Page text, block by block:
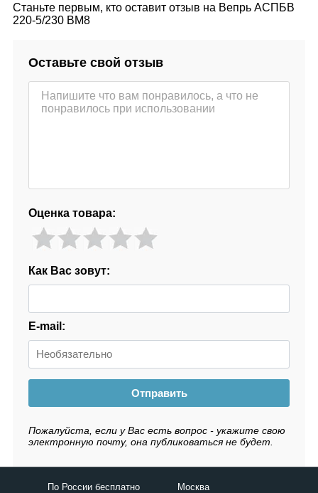
Станьте первым, кто оставит отзыв на Вепрь АСПБВ
220-5/230 ВМ8
Оставьте свой отзыв
Оценка товара:
Как Вас зовут:
E-mail:
Отправить
Пожалуйста, если у Вас есть вопрос - укажите свою
электронную почту, она публиковаться не будет.
По России бесплатно Москва